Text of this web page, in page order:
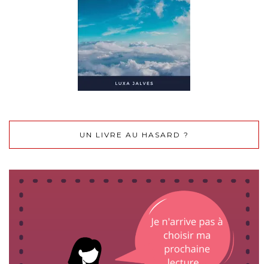
UN LIVRE AU HASARD ?